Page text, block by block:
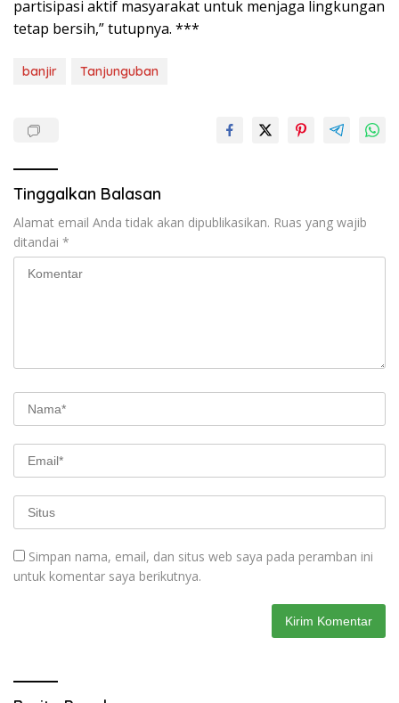
partisipasi aktif masyarakat untuk menjaga lingkungan
tetap bersih,” tutupnya. ***
banjir Tanjunguban
Tinggalkan Balasan
Alamat email Anda tidak akan dipublikasikan. Ruas yang wajib
ditandai *
Simpan nama, email, dan situs web saya pada peramban ini
untuk komentar saya berikutnya.